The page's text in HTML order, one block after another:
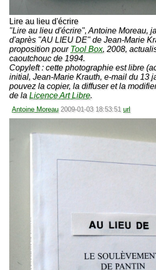
Lire au lieu d'écrire
"Lire au lieu d'écrire", Antoine Moreau,
d'après "AU LIEU DE" de Jean-Marie
proposition pour Tool Box, 2008,
caoutchouc de 1994.
Copyleft : cette photographie est libre
initial, Jean-Marie Krauth, e-mail du 13
pouvez la copier, la diffuser et la
de laLicence Art Libre.
Antoine Moreau 2009-01-03 18:53:51 url